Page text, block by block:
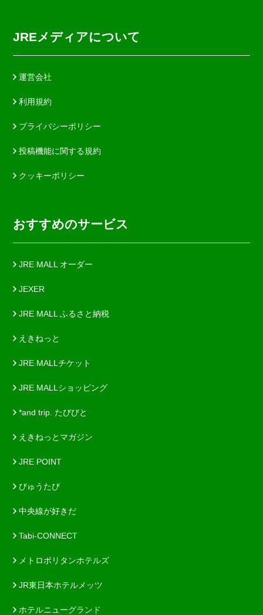
JREメディアについて
運営会社
利用規約
プライバシーポリシー
投稿機能に関する規約
クッキーポリシー
おすすめのサービス
JRE MALL オーダー
JEXER
JRE MALL ふるさと納税
えきねっと
JRE MALLチケット
JRE MALLショッピング
*and trip. たびびと
えきねっとマガジン
JRE POINT
びゅうたび
中央線が好きだ
Tabi-CONNECT
メトロポリタンホテルズ
JR東日本ホテルメッツ
ホテルニューグランド